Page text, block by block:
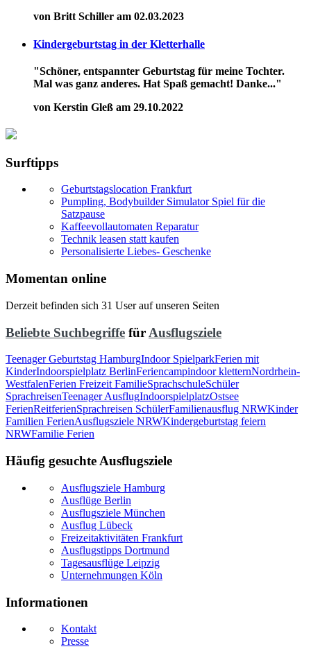
von Britt Schiller am 02.03.2023
Kindergeburtstag in der Kletterhalle
"Schöner, entspannter Geburtstag für meine Tochter.
Mal was ganz anderes. Hat Spaß gemacht! Danke..."
von Kerstin Gleß am 29.10.2022
Surftipps
Geburtstagslocation Frankfurt
Pumpling, Bodybuilder Simulator Spiel für die
Satzpause
Kaffeevollautomaten Reparatur
Technik leasen statt kaufen
Personalisierte Liebes- Geschenke
Momentan online
Derzeit befinden sich 31 User auf unseren Seiten
Beliebte Suchbegriffe für Ausflugsziele
Teenager Geburtstag HamburgIndoor SpielparkFerien mit
KinderIndoorspielplatz BerlinFeriencampindoor kletternNordrhein-
WestfalenFerien Freizeit FamilieSprachschuleSchüler
SprachreisenTeenager AusflugIndoorspielplatzOstsee
FerienReitferienSprachreisen SchülerFamilienausflug NRWKinder
Familien FerienAusflugsziele NRWKindergeburtstag feiern
NRWFamilie Ferien
Häufig gesuchte Ausflugsziele
Ausflugsziele Hamburg
Ausflüge Berlin
Ausflugsziele München
Ausflug Lübeck
Freizeitaktivitäten Frankfurt
Ausflugstipps Dortmund
Tagesausflüge Leipzig
Unternehmungen Köln
Informationen
Kontakt
Presse